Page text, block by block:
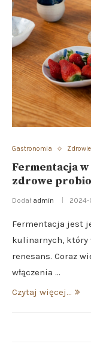
Gastronomia
Fermentacja
zdrowe
Dodał admin 2024-
Fermentacja jest
kulinarnych, który
renesans. Coraz
włączenia …
Czytaj więcej...